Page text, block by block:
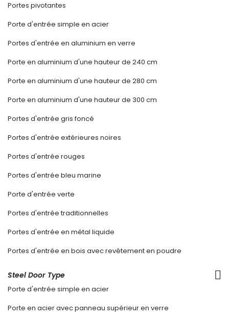
Portes pivotantes
Porte d'entrée simple en acier
Portes d'entrée en aluminium en verre
Porte en aluminium d'une hauteur de 240 cm
Porte en aluminium d'une hauteur de 280 cm
Porte en aluminium d'une hauteur de 300 cm
Portes d'entrée gris foncé
Portes d'entrée extérieures noires
Portes d'entrée rouges
Portes d'entrée bleu marine
Porte d'entrée verte
Portes d'entrée traditionnelles
Portes d'entrée en métal liquide
Portes d'entrée en bois avec revêtement en poudre
Steel Door Type
Porte d'entrée simple en acier
Porte en acier avec panneau supérieur en verre